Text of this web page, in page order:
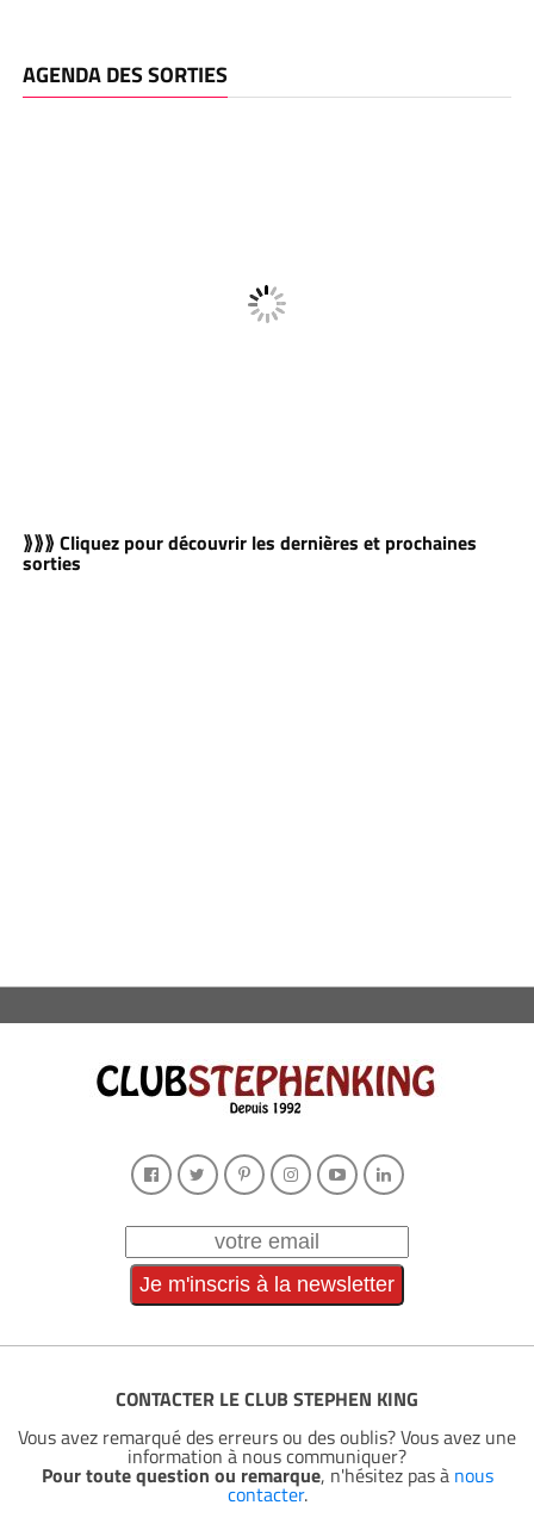
AGENDA DES SORTIES
⟫⟫⟫ Cliquez pour découvrir les dernières et prochaines
sorties
CONTACTER LE CLUB STEPHEN KING
Vous avez remarqué des erreurs ou des oublis? Vous avez une
information à nous communiquer?
Pour toute question ou remarque, n'hésitez pas à nous
contacter.